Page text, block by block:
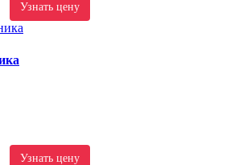
Узнать цену
Узнать цену